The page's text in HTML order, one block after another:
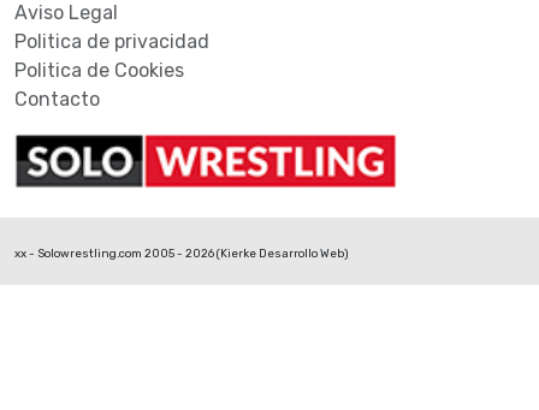
Aviso Legal
Politica de privacidad
Politica de Cookies
Contacto
xx - Solowrestling.com 2005 - 2026 (Kierke Desarrollo Web)